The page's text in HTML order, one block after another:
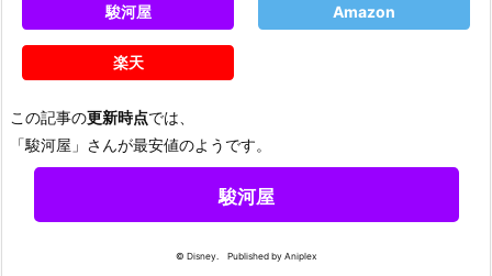
駿河屋 Amazon
楽天
この記事の更新時点では、
「駿河屋」さんが最安値のようです。
駿河屋
© Disney. Published by Aniplex